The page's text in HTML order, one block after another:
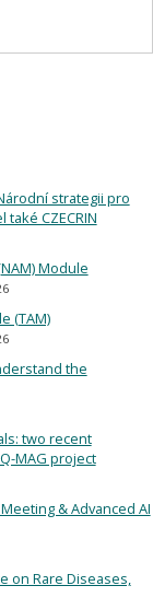
strategii pro
CZECRIN
Module
(TAM)
the
two recent
MAG project
& Advanced AI
on Rare Diseases,